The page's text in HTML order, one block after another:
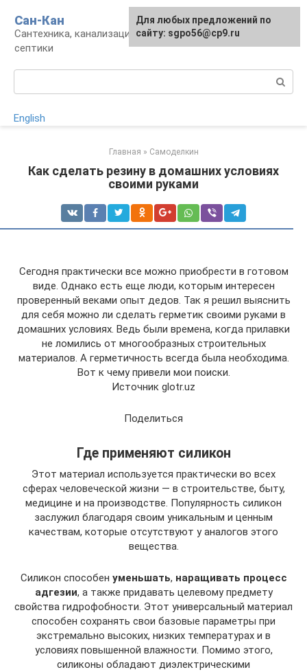
контенту
Сан-Кан
Сантехника, канализация, водопровод,
септики
English
Главная » Самоделкин
Как сделать резину в домашних условиях
своими руками
Сегодня практически все можно приобрести в готовом
виде. Однако есть еще люди, которым интересен
проверенный веками опыт дедов. Так я решил выяснить
для себя можно ли сделать герметик своими руками в
домашних условиях. Ведь были времена, когда прилавки
не ломились от многообразных строительных
материалов. А герметичность всегда была необходима.
Вот к чему привели мои поиски.
Источник glotr.uz
Поделиться
Где применяют силикон
Этот материал используется практически во всех
сферах человеческой жизни — в строительстве, быту,
медицине и на производстве. Популярность силикон
заслужил благодаря своим уникальным и ценным
качествам, которые отсутствуют у аналогов этого
вещества.
Силикон способен уменьшать, наращивать процесс
адгезии, а также придавать целевому предмету
свойства гидрофобности. Этот универсальный материал
способен сохранять свои базовые параметры при
экстремально высоких, низких температурах и в
условиях повышенной влажности. Помимо этого,
силиконы обладают диэлектрическими
Для любых предложений по
сайту: sgpo56@cp9.ru